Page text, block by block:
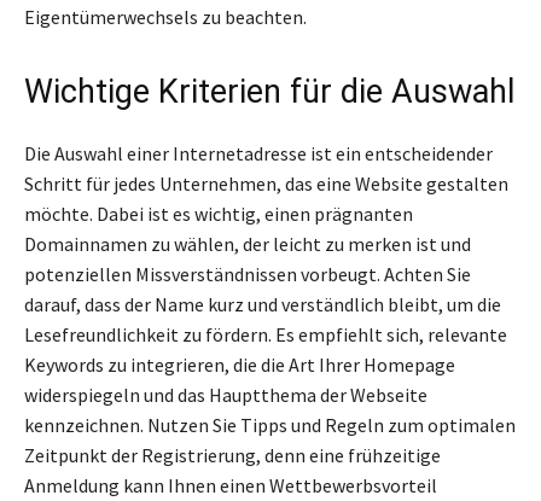
Eigentümerwechsels zu beachten.
Wichtige Kriterien für die Auswahl
Die Auswahl einer Internetadresse ist ein entscheidender
Schritt für jedes Unternehmen, das eine Website gestalten
möchte. Dabei ist es wichtig, einen prägnanten
Domainnamen zu wählen, der leicht zu merken ist und
potenziellen Missverständnissen vorbeugt. Achten Sie
darauf, dass der Name kurz und verständlich bleibt, um die
Lesefreundlichkeit zu fördern. Es empfiehlt sich, relevante
Keywords zu integrieren, die die Art Ihrer Homepage
widerspiegeln und das Hauptthema der Webseite
kennzeichnen. Nutzen Sie Tipps und Regeln zum optimalen
Zeitpunkt der Registrierung, denn eine frühzeitige
Anmeldung kann Ihnen einen Wettbewerbsvorteil